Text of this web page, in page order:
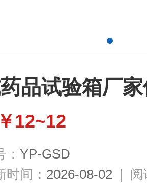
品试验箱厂
￥12~12
： YP-GSD
时间： 2026-08-02 | 阅